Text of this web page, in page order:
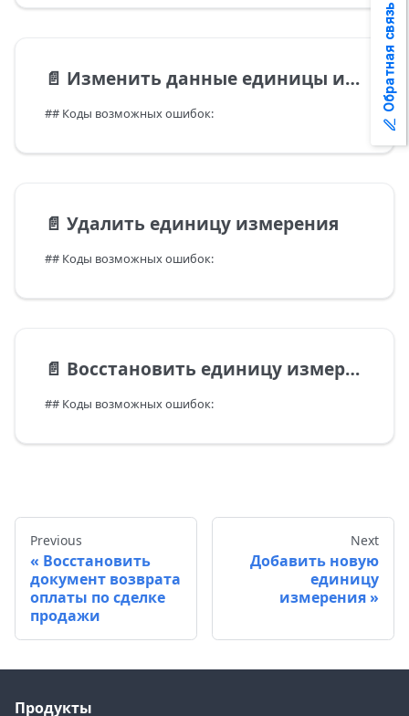
📄️ Изменить данные единицы измерения
## Коды возможных ошибок:
📄️ Удалить единицу измерения
## Коды возможных ошибок:
📄️ Восстановить единицу измерения
## Коды возможных ошибок:
Previous
Восстановить
документ возврата
оплаты по сделке
продажи
Next
Добавить новую
единицу
измерения
Продукты
Обратная связь